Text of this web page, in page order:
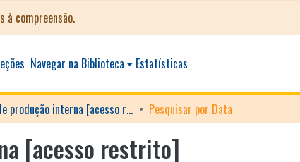
à compreensão.
Navegar na Biblioteca Estatísticas
Imagens de produção interna [acesso restrito] Pesquisar por Data
[acesso restrito]